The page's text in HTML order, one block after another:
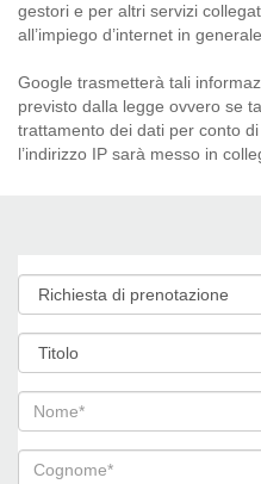
gestori e per altri servizi
all’impiego d’internet in generale.
Google trasmetterà tali
previsto dalla legge ovvero se
trattamento dei dati per conto
l’indirizzo IP sarà messo in